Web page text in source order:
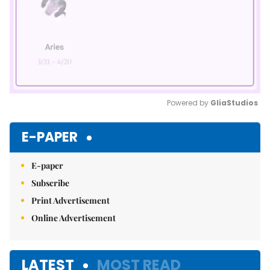
Powered by GliaStudios
E-PAPER
E-paper
Subscribe
Print Advertisement
Online Advertisement
LATEST MOST READ